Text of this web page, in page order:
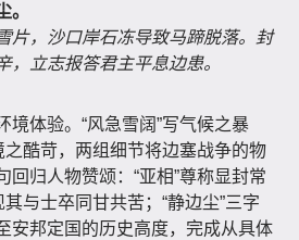
。
片，沙口岸石冻导致马蹄脱落。封
，立志报答君主平息边患。
境体验。“风急雪阔”写气候之暴
之酷苛，两组细节将边塞战争的物
回归人物赞颂：“亚相”尊称显封常
与士卒同甘共苦；“静边尘”三字
安邦定国的历史高度，完成从具体